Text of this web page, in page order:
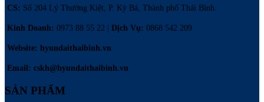
CS: Số 204 Lý Thường Kiệt, P. Kỳ Bá, Thành phố Thái Bình.
Kinh Doanh: 0973 88 55 22 | Dịch Vụ: 0868 542 209
Website: hyundaithaibinh.vn
Email: cskh@hyundaithaibinh.vn
SẢN PHẨM